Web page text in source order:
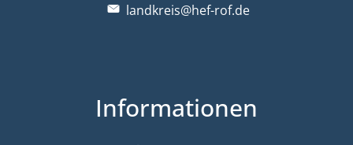
landkreis@hef-rof.de
Informationen